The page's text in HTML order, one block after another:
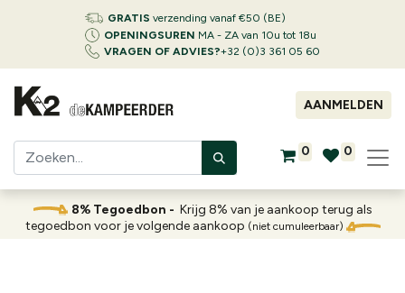
GRATIS verzending vanaf €50 (BE)
OPENINGSUREN MA - ZA van 10u tot 18u
VRAGEN OF ADVIES?+32 (0)3 361 05 60
AANMELDEN
0 0
8% Tegoedbon - Krijg 8% van je aankoop terug als
tegoedbon voor je volgende aankoop (niet cumuleerbaar)